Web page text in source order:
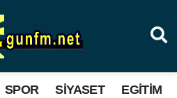
SPOR SIYASET EGITIM